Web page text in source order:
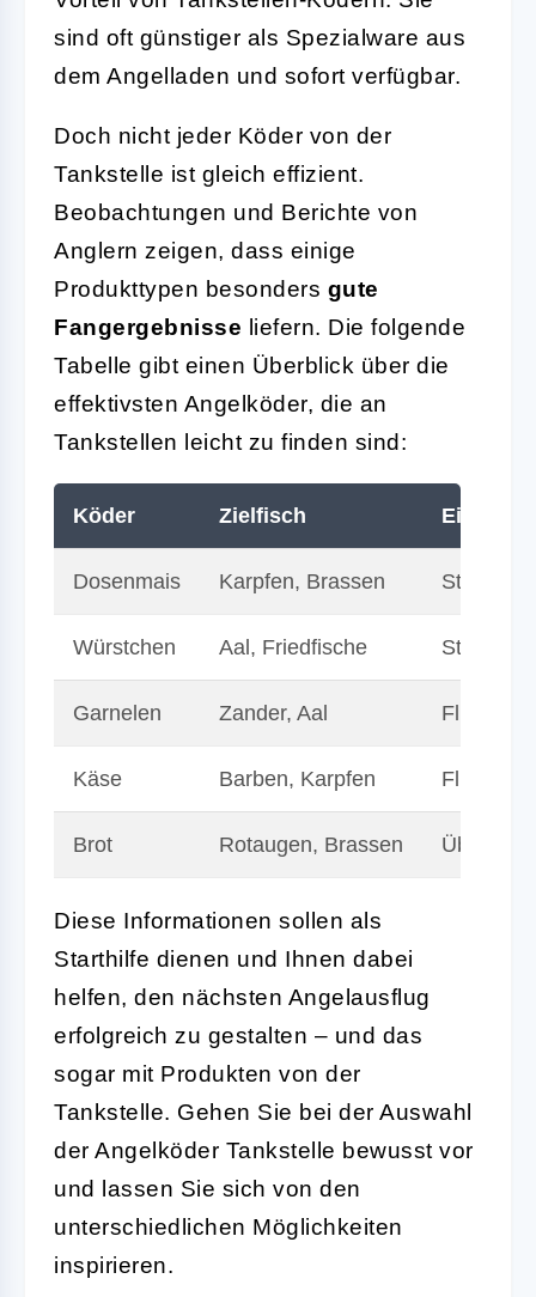
sind oft günstiger als Spezialware aus
dem Angelladen und sofort verfügbar.
Doch nicht jeder Köder von der
Tankstelle ist gleich effizient.
Beobachtungen und Berichte von
Anglern zeigen, dass einige
Produkttypen besonders gute
Fangergebnisse liefern. Die folgende
Tabelle gibt einen Überblick über die
effektivsten Angelköder, die an
Tankstellen leicht zu finden sind:
Köder Zielfisch
Dosenmais Karpfen, Brassen
Würstchen Aal, Friedfische
Garnelen Zander, Aal
Käse Barben, Karpfen
Brot Rotaugen, Brassen Überall
Diese Informationen sollen als
Starthilfe dienen und Ihnen dabei
helfen, den nächsten Angelausflug
erfolgreich zu gestalten – und das
sogar mit Produkten von der
Tankstelle. Gehen Sie bei der Auswahl
der Angelköder Tankstelle bewusst vor
und lassen Sie sich von den
unterschiedlichen Möglichkeiten
inspirieren.